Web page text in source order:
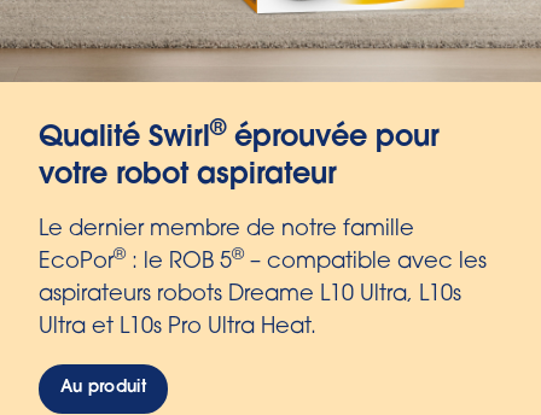
Extra résistant à la déchirure
avec un film embossé
multicouche
Nos nouveaux goupilles à cordon avec film
embossé sont particulièrement serrés – et
peuvent être jetés facilement et de
manière hygiénique grâce à la sangle à
cordon.